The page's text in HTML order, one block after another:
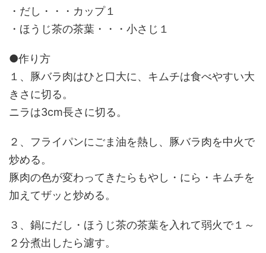
・だし・・・カップ１
・ほうじ茶の茶葉・・・小さじ１
●作り方
１、豚バラ肉はひと口大に、キムチは食べやすい大
きさに切る。
ニラは3cm長さに切る。
２、フライパンにごま油を熱し、豚バラ肉を中火で
炒める。
豚肉の色が変わってきたらもやし・にら・キムチを
加えてザッと炒める。
３、鍋にだし・ほうじ茶の茶葉を入れて弱火で１～
２分煮出したら濾す。